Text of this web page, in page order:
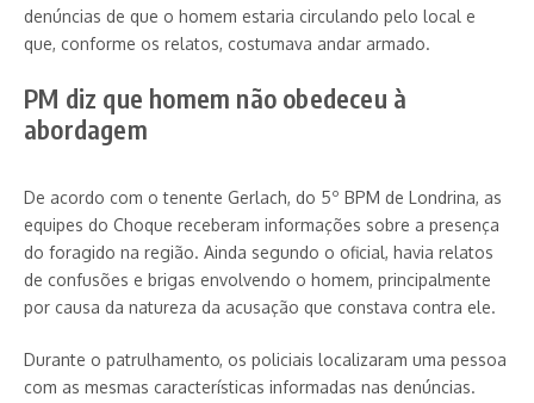
denúncias de que o homem estaria circulando pelo local e
que, conforme os relatos, costumava andar armado.
PM diz que homem não obedeceu à
abordagem
De acordo com o tenente Gerlach, do 5º BPM de Londrina, as
equipes do Choque receberam informações sobre a presença
do foragido na região. Ainda segundo o oficial, havia relatos
de confusões e brigas envolvendo o homem, principalmente
por causa da natureza da acusação que constava contra ele.
Durante o patrulhamento, os policiais localizaram uma pessoa
com as mesmas características informadas nas denúncias.